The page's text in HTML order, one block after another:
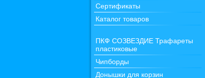
Сертификаты
Каталог товаров
ПКФ СОЗВЕЗДИЕ Трафареты
пластиковые
Чипборды
Донышки для корзин